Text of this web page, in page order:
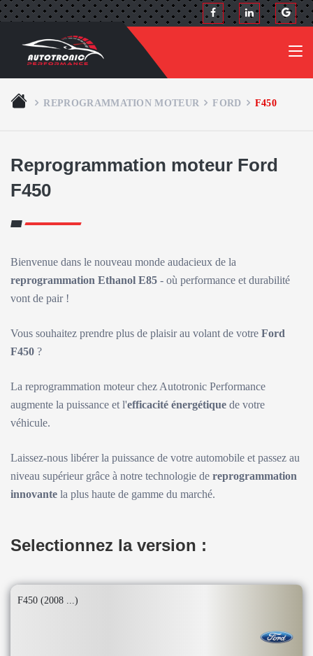
REPROGRAMMATION MOTEUR FORD F450
Reprogrammation moteur Ford
F450
Bienvenue dans le nouveau monde audacieux de la
reprogrammation Ethanol E85 - où performance et durabilité
vont de pair !
Vous souhaitez prendre plus de plaisir au volant de votre Ford
F450 ?
La reprogrammation moteur chez Autotronic Performance
augmente la puissance et l'efficacité énergétique de votre
véhicule.
Laissez-nous libérer la puissance de votre automobile et passez au
niveau supérieur grâce à notre technologie de reprogrammation
innovante la plus haute de gamme du marché.
Selectionnez la version :
F450 (2008 ...)